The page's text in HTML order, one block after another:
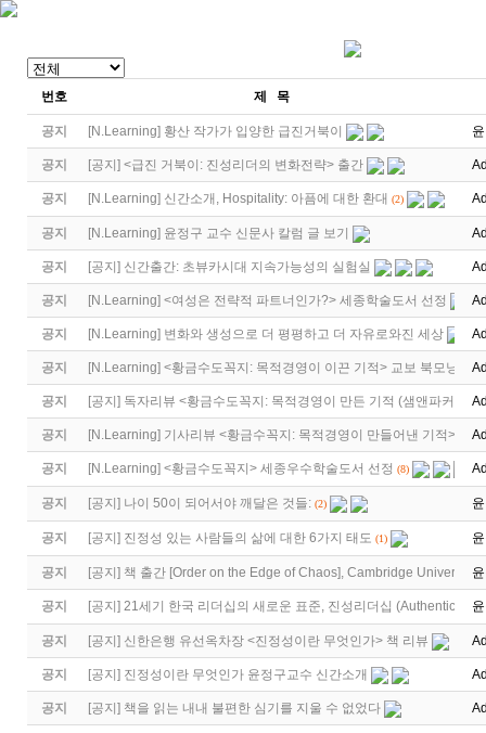
번호 제 목
공지 [N.Learning] 황산 작가가 입양한 급진거북이
공지 [공지 ] <급진 거북이: 진성리더의 변화전략> 출간
공지 [N.Learning] 신간소개, Hospitality: 아픔에 대한 환대 (2)
공지 [N.Learning] 윤정구 교수 신문사 칼럼 글 보기
공지 [공지 ] 신간출간: 초뷰카시대 지속가능성의 실험실
공지 [N.Learning] <여성은 전략적 파트너인가?> 세종학술도서 선정
공지 [N.Learning] 변화와 생성으로 더 평평하고 더 자유로와진 세상
공지 [N.Learning] <황금수도꼭지: 목적경영이 이끈 기적> 교보 북모닝
공지 [공지 ] 독자리뷰 <황금수도꼭지: 목적경영이 만든 기적 (샘앤파커스 …
공지 [N.Learning] 기사리뷰 <황금수꼭지: 목적경영이 만들어낸 기적>
공지 [N.Learning] <황금수도꼭지> 세종우수학술도서 선정 (8)
공지 [공지 ] 나이 50이 되어서야 깨달은 것들: (2)
공지 [공지 ] 진정성 있는 사람들의 삶에 대한 6가지 태도 (1)
공지 [공지 ] 책 출간 [Order on the Edge of Chaos], Cambridge University
공지 [공지 ] 21세기 한국 리더십의 새로운 표준, 진성리더십 (Authentic
공지 [공지 ] 신한은행 유선옥차장 <진정성이란 무엇인가> 책 리뷰
공지 [공지 ] 진정성이란 무엇인가 윤정구교수 신간소개
공지 [공지 ] 책을 읽는 내내 불편한 심기를 지울 수 없었다